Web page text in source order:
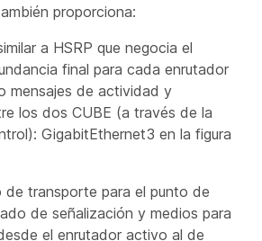
proporciona:
a HSRP que negocia el
final para cada enrutador
mensajes de actividad y
los dos CUBE (a través de la
GigabitEthernet3 en la figura
de transporte para el punto de
de señalización y medios para
el enrutador activo al de